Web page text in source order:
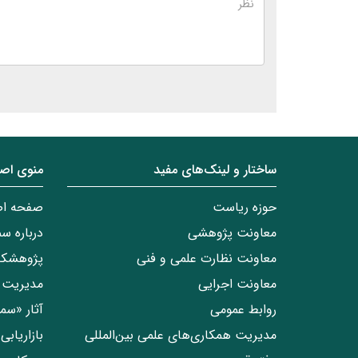
ساختار‌‌ و‌‌ لینک‌های مفید
حوزه ریاست
معاونت پژوهشی
معاونت نظارت علمی و فنی
معاونت اجرایی
روابط عمومی
مدیریت همکاری‌های علمی بین‌المللی
منوی
صفحه
درباره
آثار